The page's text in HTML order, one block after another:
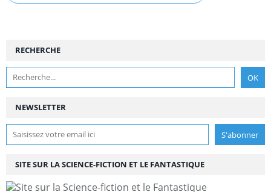
NEWSLETTER
RECHERCHE
SITE SUR LA SCIENCE-FICTION ET LE FANTASTIQUE